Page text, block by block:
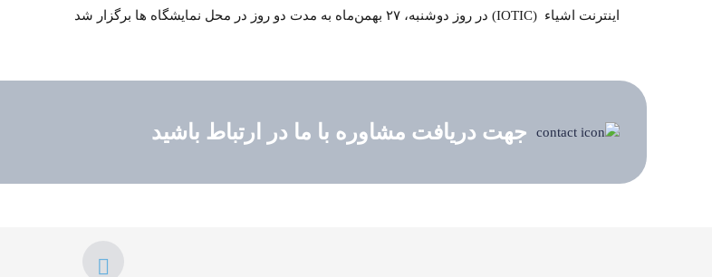
اینترنت اشیاء (IOTIC) در روز دوشنبه، ۲۷ بهمن‌ماه به مدت دو روز در محل نمایشگاه ها برگزار شد
جهت دریافت مشاوره با ما در ارتباط باشید